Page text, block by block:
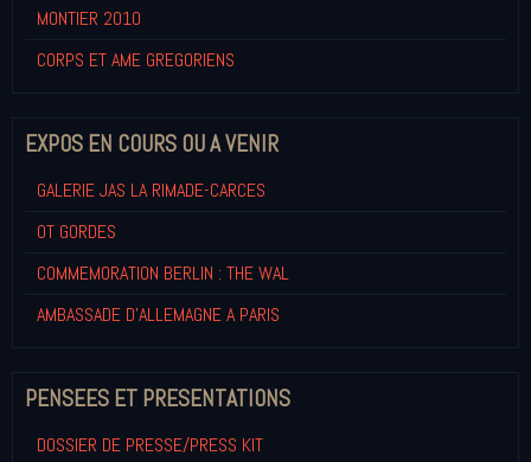
MONTIER 2010
CORPS ET AME GREGORIENS
EXPOS EN COURS OU A VENIR
GALERIE JAS LA RIMADE-CARCES
OT GORDES
COMMEMORATION BERLIN : THE WAL
AMBASSADE D'ALLEMAGNE A PARIS
PENSEES ET PRESENTATIONS
DOSSIER DE PRESSE/PRESS KIT